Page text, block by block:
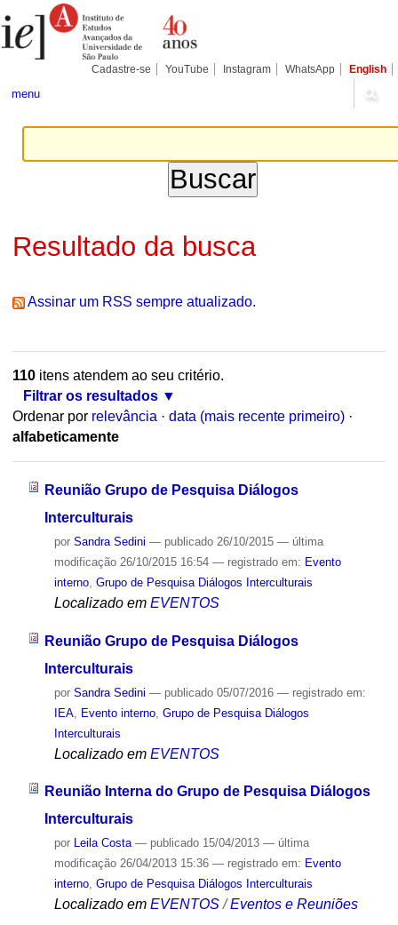
para
conteúdo.
Pessoais
Cadastre-se YouTube Instagram WhatsApp English
menu
Resultado da busca
Assinar um RSS sempre atualizado.
110itens atendem ao seu critério.
Filtrar os resultados
Ordenar por relevância · data (mais recente primeiro) ·
alfabeticamente
Reunião Grupo de Pesquisa Diálogos
Interculturais
por Sandra Sedini — publicado26/10/2015 — última
modificação26/10/2015 16:54 — registrado em: Evento
interno, Grupo de Pesquisa Diálogos Interculturais
Localizado em EVENTOS
Reunião Grupo de Pesquisa Diálogos
Interculturais
por Sandra Sedini — publicado05/07/2016 — registrado em:
IEA, Evento interno, Grupo de Pesquisa Diálogos
Interculturais
Localizado em EVENTOS
Reunião Interna do Grupo de Pesquisa Diálogos
Interculturais
por Leila Costa — publicado15/04/2013 — última
modificação26/04/2013 15:36 — registrado em: Evento
interno, Grupo de Pesquisa Diálogos Interculturais
Localizado em EVENTOS /Eventos e Reuniões